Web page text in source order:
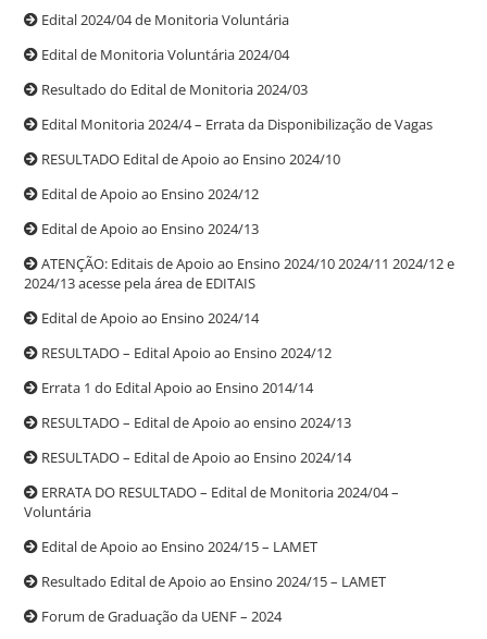
Edital 2024/04 de Monitoria Voluntária
Edital de Monitoria Voluntária 2024/04
Resultado do Edital de Monitoria 2024/03
Edital Monitoria 2024/4 – Errata da Disponibilização de Vagas
RESULTADO Edital de Apoio ao Ensino 2024/10
Edital de Apoio ao Ensino 2024/12
Edital de Apoio ao Ensino 2024/13
ATENÇÃO: Editais de Apoio ao Ensino 2024/10 2024/11 2024/12 e
2024/13 acesse pela área de EDITAIS
Edital de Apoio ao Ensino 2024/14
RESULTADO – Edital Apoio ao Ensino 2024/12
Errata 1 do Edital Apoio ao Ensino 2014/14
RESULTADO – Edital de Apoio ao ensino 2024/13
RESULTADO – Edital de Apoio ao Ensino 2024/14
ERRATA DO RESULTADO – Edital de Monitoria 2024/04 –
Voluntária
Edital de Apoio ao Ensino 2024/15 – LAMET
Resultado Edital de Apoio ao Ensino 2024/15 – LAMET
Forum de Graduação da UENF – 2024